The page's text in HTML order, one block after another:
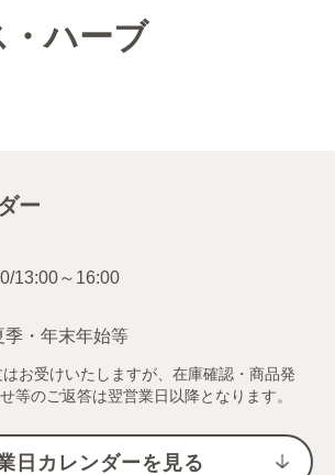
ハーブ
ー
季・年末年始等
お受けいたしますが、在庫確認・商品発
等のご返答は翌営業日以降となります。
日カレンダーを見る